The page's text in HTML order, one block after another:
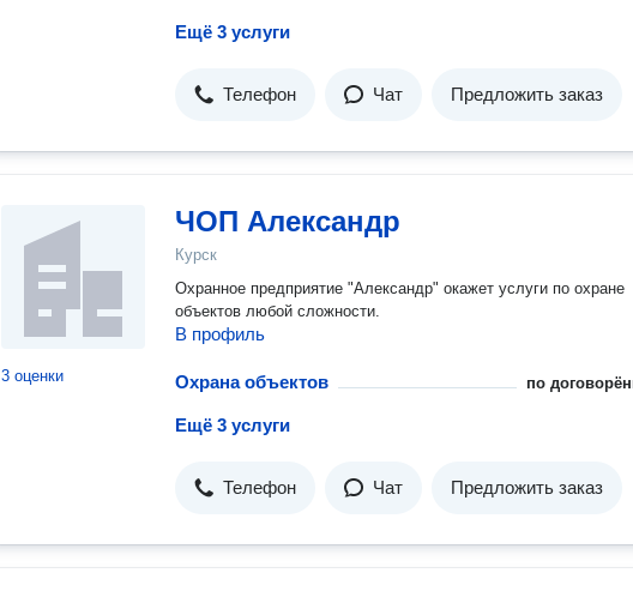
Ещё 3 услуги
Телефон Чат Предложить заказ
3 оценки
ЧОП Александр
Курск
Охранное предприятие "Александр" окажет услуги по охране
объектов любой сложности.
В профиль
Охрана объектов по
Ещё 3 услуги
Телефон Чат Предложить заказ